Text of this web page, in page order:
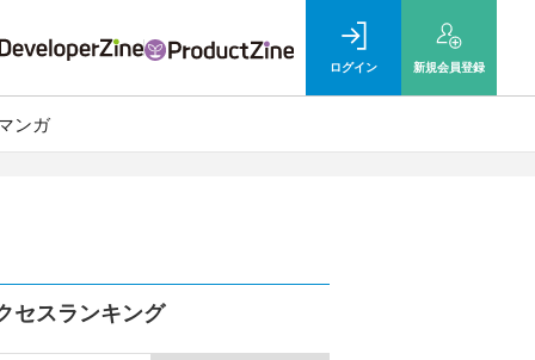
ログイン 新規会員登録
ンガ
セスランキング